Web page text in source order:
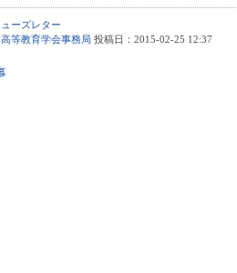
ューズレター
等教育学会事務局 投稿日：2015-02-25 12:37